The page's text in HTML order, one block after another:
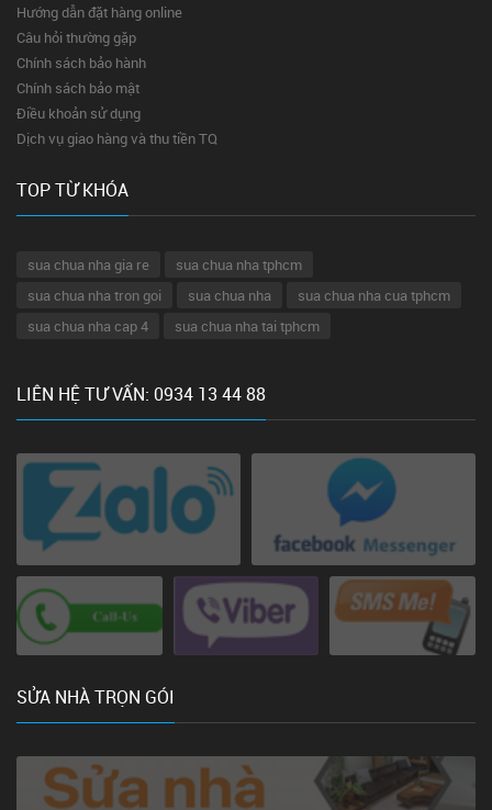
Hướng dẫn đặt hàng online
Câu hỏi thường gặp
Chính sách bảo hành
Chính sách bảo mật
Điều khoản sử dụng
Dịch vụ giao hàng và thu tiền TQ
TOP TỪ KHÓA
sua chua nha gia re
sua chua nha tphcm
sua chua nha tron goi
sua chua nha
sua chua nha cua tphcm
sua chua nha cap 4
sua chua nha tai tphcm
LIÊN HỆ TƯ VẤN: 0934 13 44 88
SỬA NHÀ TRỌN GÓI